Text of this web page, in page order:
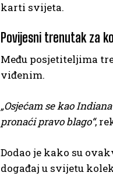
karti svijeta.
Povijesni trenutak za
Među posjetiteljima
viđenim.
„Osjećam se kao
pronaći pravo blago“,
Dodao je kako su
događaj u svijetu